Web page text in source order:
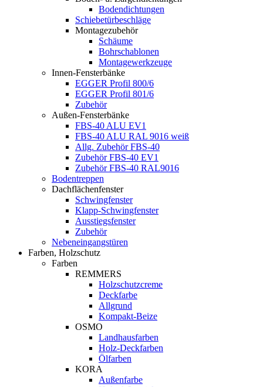
Bodendichtungen
Schiebetürbeschläge
Montagezubehör
Schäume
Bohrschablonen
Montagewerkzeuge
Innen-Fensterbänke
EGGER Profil 800/6
EGGER Profil 801/6
Zubehör
Außen-Fensterbänke
FBS-40 ALU EV1
FBS-40 ALU RAL 9016 weiß
Allg. Zubehör FBS-40
Zubehör FBS-40 EV1
Zubehör FBS-40 RAL9016
Bodentreppen
Dachflächenfenster
Schwingfenster
Klapp-Schwingfenster
Ausstiegsfenster
Zubehör
Nebeneingangstüren
Farben, Holzschutz
Farben
REMMERS
Holzschutzcreme
Deckfarbe
Allgrund
Kompakt-Beize
OSMO
Landhausfarben
Holz-Deckfarben
Ölfarben
KORA
Außenfarbe